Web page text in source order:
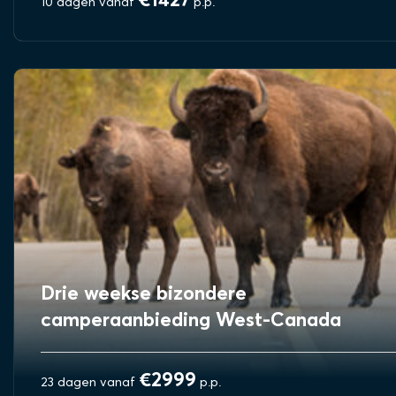
10 dagen vanaf p.p.
BEKIJK REIS
Drie weekse bizondere
camperaanbieding West-Canada
23 dagen vanaf €2999 p.p.